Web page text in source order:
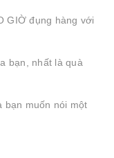
GIỜ đụng hàng với
bạn, nhất là quà
bạn muốn nói một